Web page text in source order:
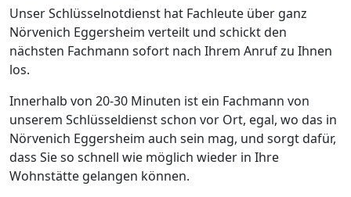
Unser Schlüsselnotdienst hat Fachleute über ganz
Nörvenich Eggersheim verteilt und schickt den
nächsten Fachmann sofort nach Ihrem Anruf zu Ihnen
los.
Innerhalb von 20-30 Minuten ist ein Fachmann von
unserem Schlüsseldienst schon vor Ort, egal, wo das in
Nörvenich Eggersheim auch sein mag, und sorgt dafür,
dass Sie so schnell wie möglich wieder in Ihre
Wohnstätte gelangen können.